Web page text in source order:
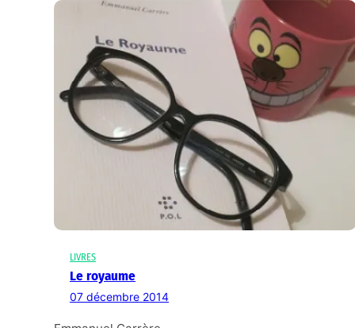
LIVRES
Le royaume
07 décembre 2014